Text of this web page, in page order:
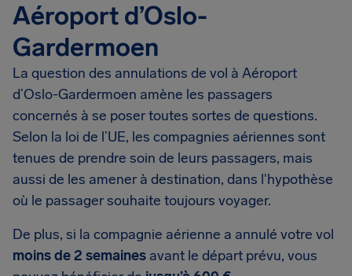
Aéroport d’Oslo-
Gardermoen
La question des annulations de vol à Aéroport
d’Oslo-Gardermoen amène les passagers
concernés à se poser toutes sortes de questions.
Selon la loi de l’UE, les compagnies aériennes sont
tenues de prendre soin de leurs passagers, mais
aussi de les amener à destination, dans l'hypothèse
où le passager souhaite toujours voyager.
De plus, si la compagnie aérienne a annulé votre vol
moins de 2 semaines avant le départ prévu, vous